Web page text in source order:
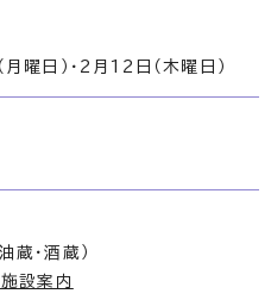
曜日）・2月12日（木曜日）
蔵・酒蔵）
設案内